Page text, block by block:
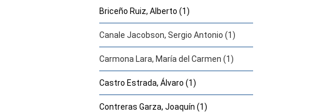
Briceño Ruiz, Alberto (1)
Canale Jacobson, Sergio Antonio (1)
Carmona Lara, María del Carmen (1)
Castro Estrada, Álvaro (1)
Contreras Garza, Joaquín (1)